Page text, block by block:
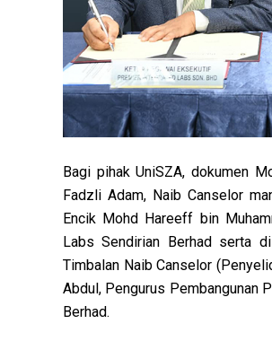
Bagi pihak UniSZA, dokumen
Fadzli Adam, Naib Canselor
Encik Mohd Hareeff bin
Labs Sendirian Berhad serta
Timbalan Naib Canselor
Abdul, Pengurus Pembangunan
Berhad.